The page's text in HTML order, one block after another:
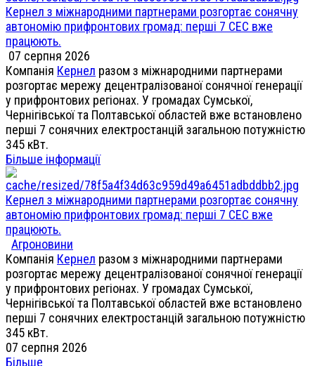
Кернел з міжнародними партнерами розгортає сонячну
автономію прифронтових громад: перші 7 СЕС вже
працюють.
07 серпня 2026
Компанія Кернел разом з міжнародними партнерами
розгортає мережу децентралізованої сонячної генерації
у прифронтових регіонах. У громадах Сумської,
Чернігівської та Полтавської областей вже встановлено
перші 7 сонячних електростанцій загальною потужністю
345 кВт.
Більше інформації
Кернел з міжнародними партнерами розгортає сонячну
автономію прифронтових громад: перші 7 СЕС вже
працюють.
Агроновини
Компанія Кернел разом з міжнародними партнерами
розгортає мережу децентралізованої сонячної генерації
у прифронтових регіонах. У громадах Сумської,
Чернігівської та Полтавської областей вже встановлено
перші 7 сонячних електростанцій загальною потужністю
345 кВт.
07 серпня 2026
Більше